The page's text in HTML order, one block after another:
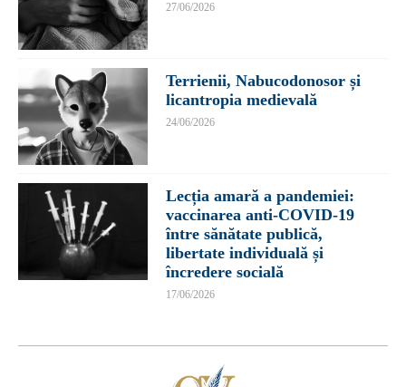
27/06/2026
Terrienii, Nabucodonosor și
licantropia medievală
24/06/2026
Lecția amară a pandemiei:
vaccinarea anti-COVID-19
între sănătate publică,
libertate individuală și
încredere socială
17/06/2026